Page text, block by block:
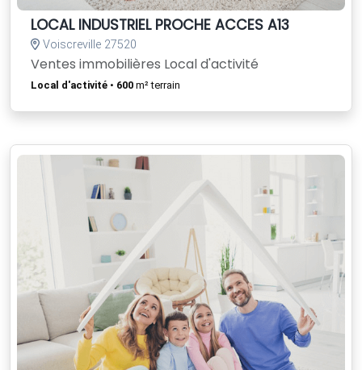
LOCAL INDUSTRIEL PROCHE ACCES A13
Voiscreville 27520
Ventes immobilières Local d'activité
Local d'activité • 600 m² terrain